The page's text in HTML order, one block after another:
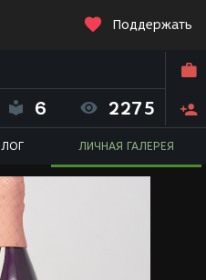
Поддержать
(madcalculator)
6 2275
ЛИЧНАЯ ГАЛЕРЕЯ